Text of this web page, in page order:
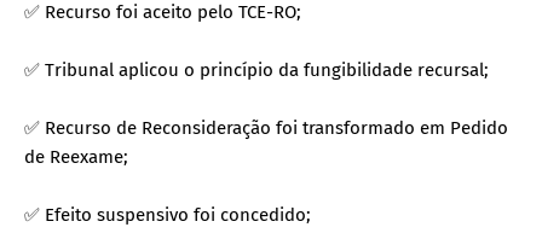
✅ Recurso foi aceito pelo TCE-RO;
✅ Tribunal aplicou o princípio da fungibilidade recursal;
✅ Recurso de Reconsideração foi transformado em Pedido
de Reexame;
✅ Efeito suspensivo foi concedido;